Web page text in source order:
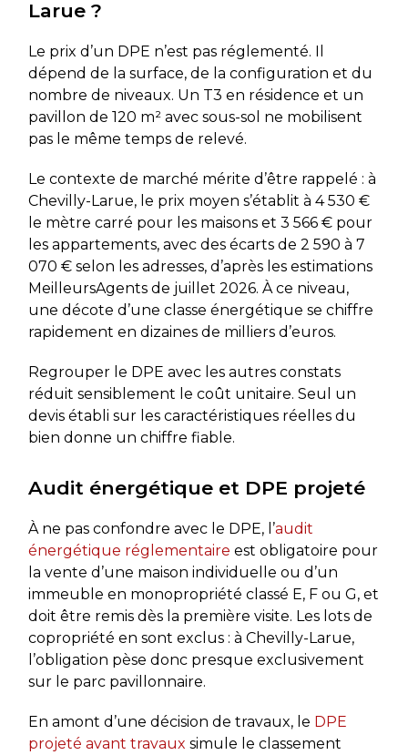
Larue ?
Le prix d’un DPE n’est pas réglementé. Il
dépend de la surface, de la configuration et du
nombre de niveaux. Un T3 en résidence et un
pavillon de 120 m² avec sous-sol ne mobilisent
pas le même temps de relevé.
Le contexte de marché mérite d’être rappelé : à
Chevilly-Larue, le prix moyen s’établit à 4 530 €
le mètre carré pour les maisons et 3 566 € pour
les appartements, avec des écarts de 2 590 à 7
070 € selon les adresses, d’après les estimations
MeilleursAgents de juillet 2026. À ce niveau,
une décote d’une classe énergétique se chiffre
rapidement en dizaines de milliers d’euros.
Regrouper le DPE avec les autres constats
réduit sensiblement le coût unitaire. Seul un
devis établi sur les caractéristiques réelles du
bien donne un chiffre fiable.
Audit énergétique et DPE projeté
À ne pas confondre avec le DPE, l’audit
énergétique réglementaire est obligatoire pour
la vente d’une maison individuelle ou d’un
immeuble en monopropriété classé E, F ou G, et
doit être remis dès la première visite. Les lots de
copropriété en sont exclus : à Chevilly-Larue,
l’obligation pèse donc presque exclusivement
sur le parc pavillonnaire.
En amont d’une décision de travaux, le DPE
projeté avant travaux simule le classement